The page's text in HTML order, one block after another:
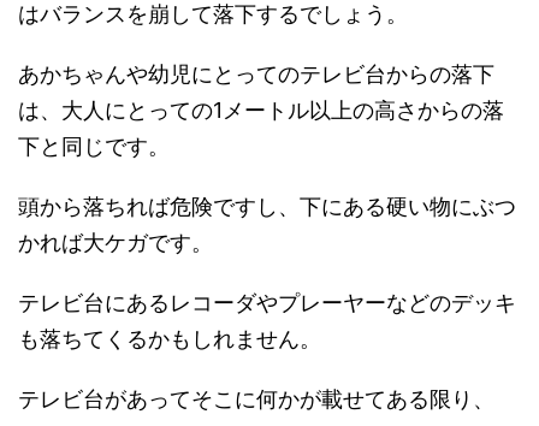
はバランスを崩して落下するでしょう。
あかちゃんや幼児にとってのテレビ台からの落下
は、大人にとっての1メートル以上の高さからの落
下と同じです。
頭から落ちれば危険ですし、下にある硬い物にぶつ
かれば大ケガです。
テレビ台にあるレコーダやプレーヤーなどのデッキ
も落ちてくるかもしれません。
テレビ台があってそこに何かが載せてある限り、